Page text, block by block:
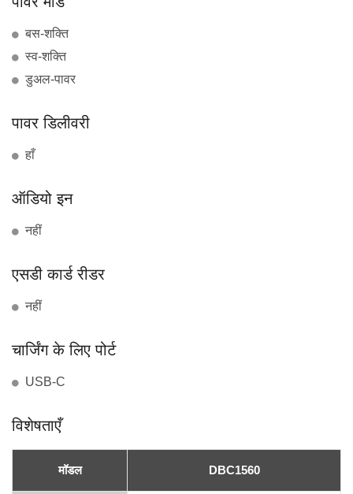
बस-शक्ति
स्व-शक्ति
डुअल-पावर
पावर डिलीवरी
हाँ
ऑडियो इन
नहीं
एसडी कार्ड रीडर
नहीं
चार्जिंग के लिए पोर्ट
USB-C
विशेषताएँ
मॉडल DBC1560